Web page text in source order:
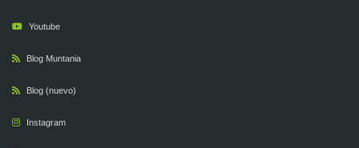
Youtube
Blog Muntania
Blog (nuevo)
Instagram